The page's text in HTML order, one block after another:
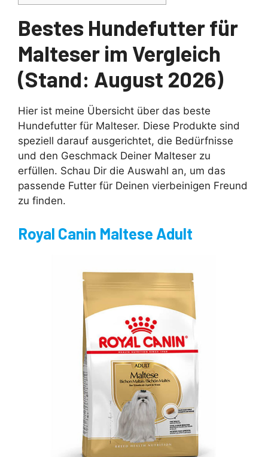
Bestes Hundefutter für
Malteser im Vergleich
(Stand: August 2026)
Hier ist meine Übersicht über das beste
Hundefutter für Malteser. Diese Produkte sind
speziell darauf ausgerichtet, die Bedürfnisse
und den Geschmack Deiner Malteser zu
erfüllen. Schau Dir die Auswahl an, um das
passende Futter für Deinen vierbeinigen Freund
zu finden.
Royal Canin Maltese Adult